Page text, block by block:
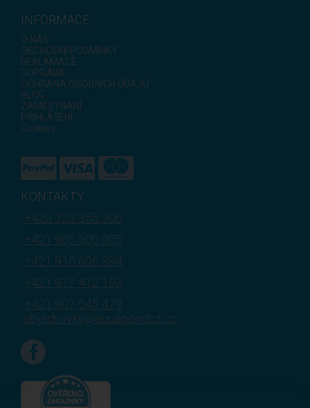
INFORMACE
O NÁS
OBCHODNÍ PODMÍNKY
REKLAMACE
DOPRAVA
OCHRANA OSOBNÍCH ÚDAJŮ
BLOG
ZAMĚSTNÁNÍ
PŘIHLÁŠENÍ
Cookies
KONTAKTY
+420 723 355 306
+421 905 500 955
+421 915 696 394
+421 917 412 193
+421 907 545 479
objednavky@aquapondcz.cz